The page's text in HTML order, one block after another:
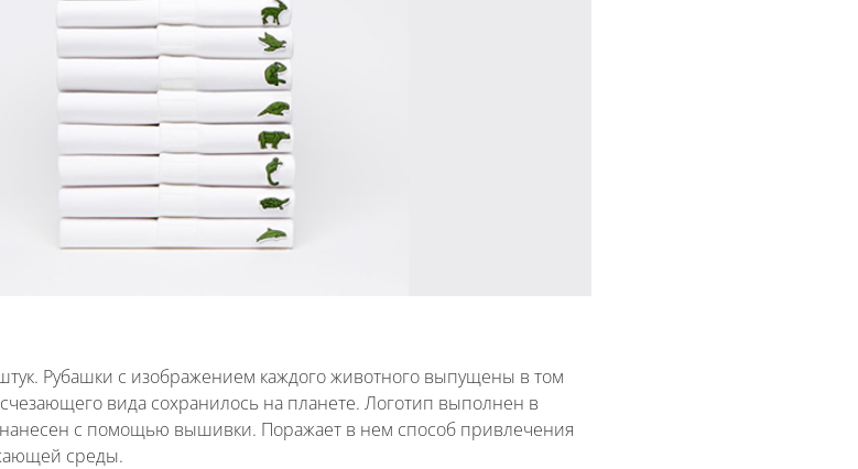
Рубашки с изображением каждого животного выпущены в том
вида сохранилось на планете. Логотип выполнен в
с помощью вышивки. Поражает в нем способ привлечения
среды.